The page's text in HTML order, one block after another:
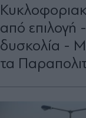
από επιλογή
δυσκολία -
τα